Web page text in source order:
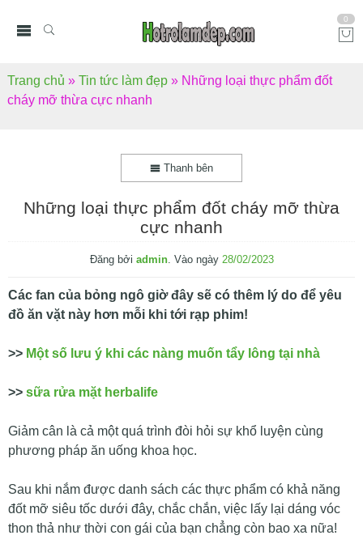
0
Trang chủ » Tin tức làm đẹp » Những loại thực phẩm đốt
cháy mỡ thừa cực nhanh
Thanh bên
Những loại thực phẩm đốt cháy mỡ thừa
cực nhanh
Đăng bởi admin. Vào ngày 28/02/2023
Các fan của bỏng ngô giờ đây sẽ có thêm lý do để yêu
đồ ăn vặt này hơn mỗi khi tới rạp phim!
>> Một số lưu ý khi các nàng muốn tẩy lông tại nhà
>> sữa rửa mặt herbalife
Giảm cân là cả một quá trình đòi hỏi sự khổ luyện cùng
phương pháp ăn uống khoa học.
Sau khi nắm được danh sách các thực phẩm có khả năng
đốt mỡ siêu tốc dưới đây, chắc chắn, việc lấy lại dáng vóc
thon thả như thời con gái của bạn chẳng còn bao xa nữa!